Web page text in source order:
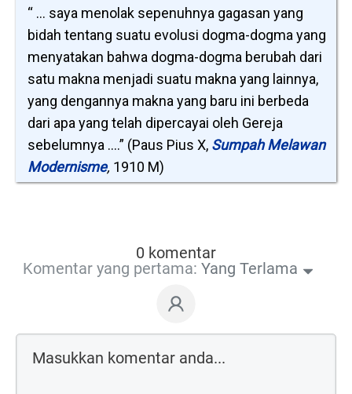
“ ... saya menolak sepenuhnya gagasan yang
bidah tentang suatu evolusi dogma-dogma yang
menyatakan bahwa dogma-dogma berubah dari
satu makna menjadi suatu makna yang lainnya,
yang dengannya makna yang baru ini berbeda
dari apa yang telah dipercayai oleh Gereja
sebelumnya ....” (Paus Pius X, Sumpah Melawan
Modernisme, 1910 M)
0 komentar
Komentar yang pertama: Yang Terlama